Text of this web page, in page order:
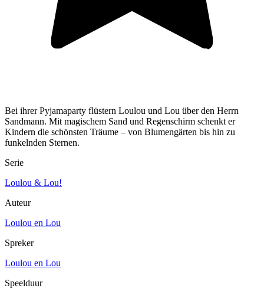
Bei ihrer Pyjamaparty flüstern Loulou und Lou über den Herrn
Sandmann. Mit magischem Sand und Regenschirm schenkt er
Kindern die schönsten Träume – von Blumengärten bis hin zu
funkelnden Sternen.
Serie
Loulou & Lou!
Auteur
Loulou en Lou
Spreker
Loulou en Lou
Speelduur